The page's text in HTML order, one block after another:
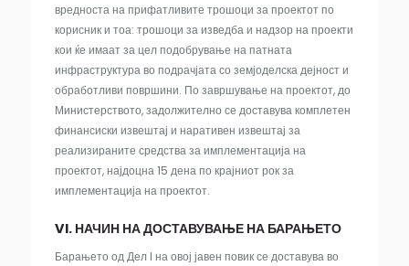
вредноста на прифатливите трошоци за проектот по
корисник и тоа: трошоци за изведба и надзор на проекти
кои ќе имаат за цел подобрување на патната
инфраструктура во подрачјата со земјоделска дејност и
обработливи површини. По завршување на проектот, до
Министерството, задолжително се доставува комплетен
финансиски извештај и наративен извештај за
реализираните средства за имплементација на
проектот, најдоцна 15 дена по крајниот рок за
имплементација на проектот.
VI. НАЧИН НА ДОСТАВУВАЊЕ НА БАРАЊЕТО
Барањето од Дел I на овој јавен повик се доставува во